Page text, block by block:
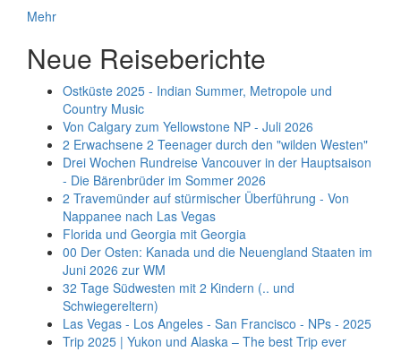
Mehr
Neue Reiseberichte
Ostküste 2025 - Indian Summer, Metropole und
Country Music
Von Calgary zum Yellowstone NP - Juli 2026
2 Erwachsene 2 Teenager durch den "wilden Westen"
Drei Wochen Rundreise Vancouver in der Hauptsaison
- Die Bärenbrüder im Sommer 2026
2 Travemünder auf stürmischer Überführung - Von
Nappanee nach Las Vegas
Florida und Georgia mit Georgia
00 Der Osten: Kanada und die Neuengland Staaten im
Juni 2026 zur WM
32 Tage Südwesten mit 2 Kindern (.. und
Schwiegereltern)
Las Vegas - Los Angeles - San Francisco - NPs - 2025
Trip 2025 | Yukon und Alaska – The best Trip ever